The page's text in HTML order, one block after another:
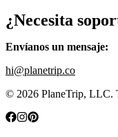
¿Necesita
Envíanos un mensaje:
hi@planetrip.co
© 2026 PlaneTrip, LLC.